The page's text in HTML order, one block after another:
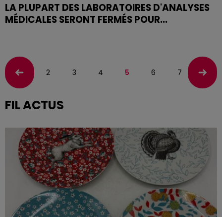
LA PLUPART DES LABORATOIRES D'ANALYSES
MÉDICALES SERONT FERMÉS POUR...
services début janvier. En cas d'urgence, faites le 15.
2 3 4 5 6 7 8
FIL ACTUS